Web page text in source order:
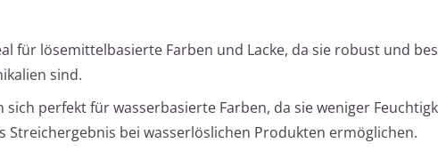
für lösemittelbasierte Farben und Lacke, da sie robust und
sind.
sich perfekt für wasserbasierte Farben, da sie weniger
Streichergebnis bei wasserlöslichen Produkten ermöglichen.